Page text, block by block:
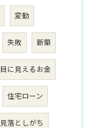
変動
失敗 新築
目に見えるお金
住宅ローン
見落としがち